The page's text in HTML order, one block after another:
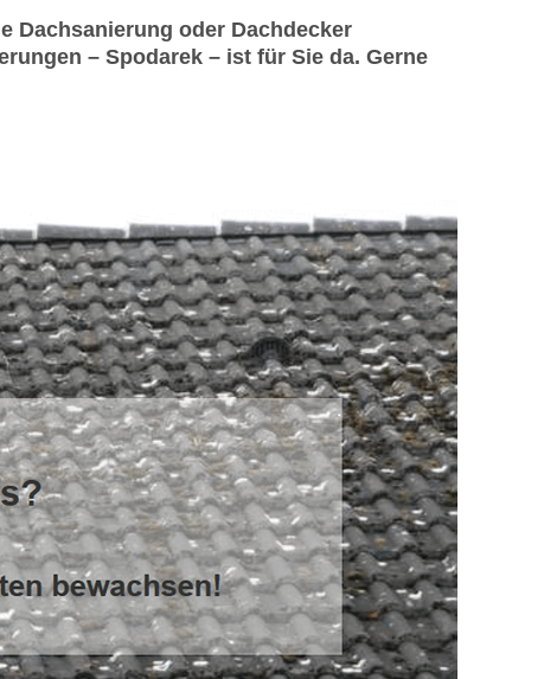
Dachsanierung oder Dachdecker
– Spodarek – ist für Sie da. Gerne